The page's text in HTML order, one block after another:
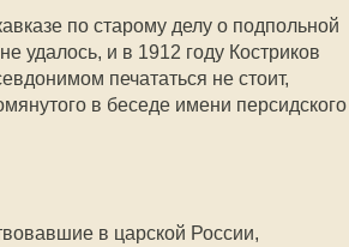
по старому делу о подпольной
удалось, и в 1912 году Костриков
печататься не стоит,
в беседе имени персидского
в царской России,